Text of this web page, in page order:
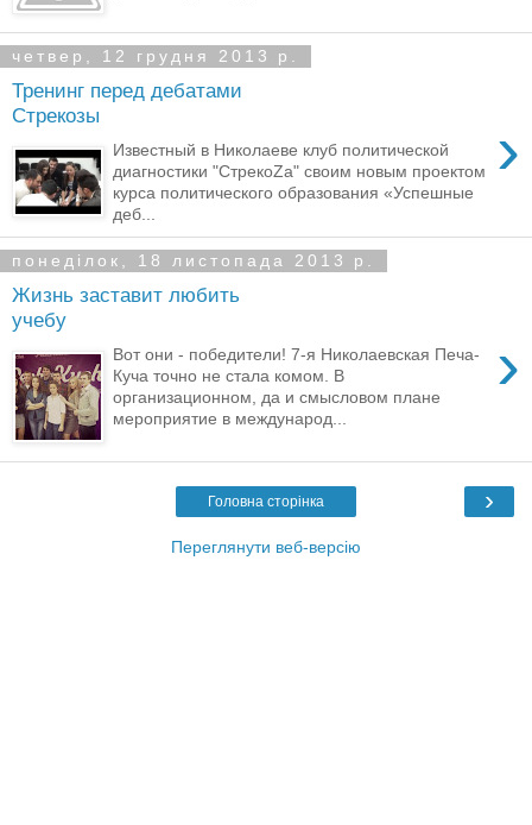
четвер, 12 грудня 2013 р.
Тренинг перед дебатами
Стрекозы
›
Известный в Николаеве клуб политической
диагностики "СтрекоZа" своим новым проектом
курса политического образования «Успешные
деб...
понеділок, 18 листопада 2013 р.
Жизнь заставит любить
учебу
›
Вот они - победители! 7-я Николаевская Печа-
Куча точно не стала комом. В
организационном, да и смысловом плане
мероприятие в международ...
›
Головна сторінка
Переглянути веб-версію